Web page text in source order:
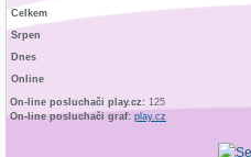
Celkem
Srpen
Dnes
Online
On-line posluchači play.cz: 125
On-line posluchači graf: play.cz